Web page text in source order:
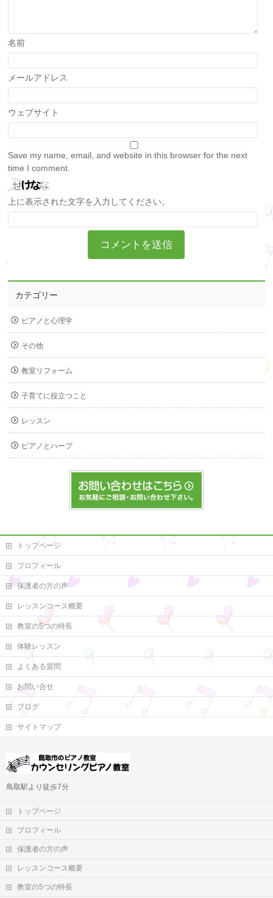
名前
メールアドレス
ウェブサイト
Save my name, email, and website in this browser for the next
time I comment.
上に表示された文字を入力してください。
カテゴリー
ピアノと心理学
その他
教室リフォーム
子育てに役立つこと
レッスン
ピアノとハープ
トップページ
プロフィール
保護者の方の声
レッスンコース概要
教室の5つの特長
体験レッスン
よくある質問
お問い合せ
ブログ
サイトマップ
鳥取駅より徒歩7分
トップページ
プロフィール
保護者の方の声
レッスンコース概要
教室の5つの特長